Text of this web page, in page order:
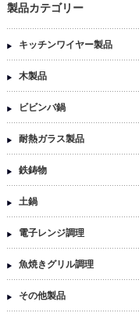
製品カテゴリー
キッチンワイヤー製品
木製品
ビビンバ鍋
耐熱ガラス製品
鉄鋳物
土鍋
電子レンジ調理
魚焼きグリル調理
その他製品